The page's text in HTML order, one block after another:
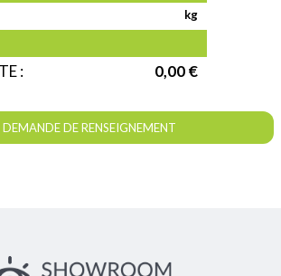
kg
: 0,00 €
DEMANDE DE RENSEIGNEMENT